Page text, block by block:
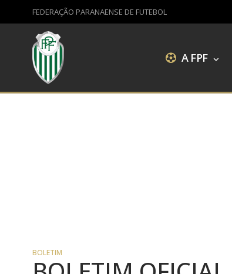
FEDERAÇÃO PARANAENSE DE FUTEBOL
A FPF
BOLETIM